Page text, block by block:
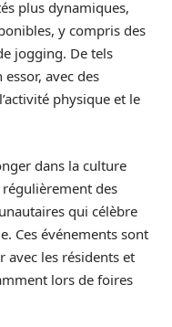
plus dynamiques,
y compris des
jogging. De tels
avec des
physique et le
dans la culture
régulièrement des
qui célèbre
Ces événements sont
avec les résidents et
lors de foires